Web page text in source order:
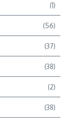
(1)
(56)
(37)
(38)
(2)
(38)